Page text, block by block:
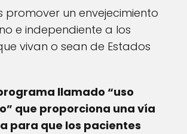
promover un envejecimiento
e independiente a los
vivan o sean de Estados
llamado “uso
que proporciona una vía
para que los pacientes